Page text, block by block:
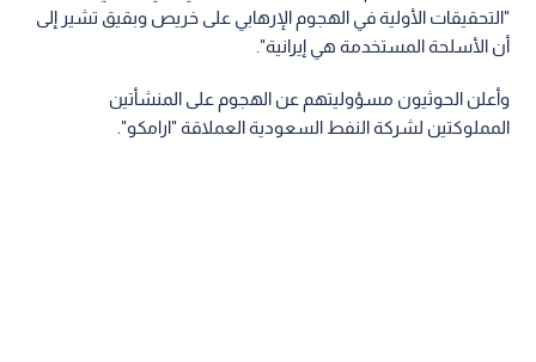
"التحقيقات الأولية في الهجوم الإرهابي على خريص وبقيق تشير إلى
أن الأسلحة المستخدمة هي إيرانية".
وأعلن الحوثيون مسؤوليتهم عن الهجوم على المنشأتين
المملوكتين لشركة النفط السعودية العملاقة "ارامكو".